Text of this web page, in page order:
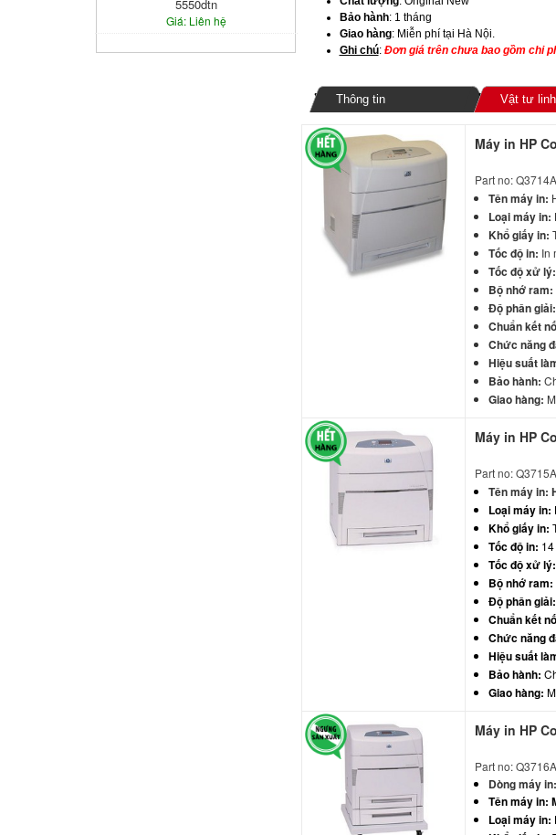
5550dtn
Giá: Liên hệ
Bảo hành: 1 tháng
Giao hàng: Miễn phí tại Hà Nội.
Ghi chú: Đơn giá trên chưa bao gồm chi
Thông tin Vật tư
Máy in HP
Part no:
Tên máy in:
Loại máy in:
Khổ giấy in:
Tốc độ in: In
Tốc độ xử lý:
Bộ nhớ ram:
Độ phân giải:
Chuẩn kết
Chức năng
Hiệu suất
Bảo hành:
Giao hàng:
Máy in HP
Part no: Q3715A
Tên máy in:
Loại máy in:
Khổ giấy in:
Tốc độ in:
Tốc độ xử lý:
Bộ nhớ ram:
Độ phân giải:
Chuẩn kết
Chức năng
Hiệu suất
Bảo hành:
Giao hàng:
Máy in HP
Part no: Q3716A
Dòng máy
Tên máy in:
Loại máy in: